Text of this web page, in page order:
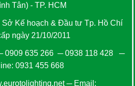
Tân) - TP. HCM
Sở Kế hoạch & Đầu tư Tp. Hồ Chí
ngày 21/10/2011
0909 635 266─0938 118 428─
0931 455 668
─ Email: